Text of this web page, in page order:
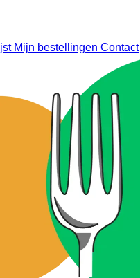
Mijn bestellingen Contact